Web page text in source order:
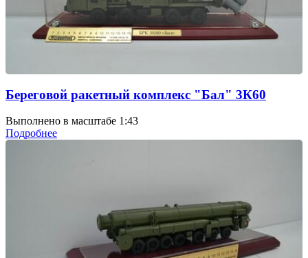
Береговой ракетный комплекс "Бал" 3К60
Выполнено в масштабе 1:43
Подробнее